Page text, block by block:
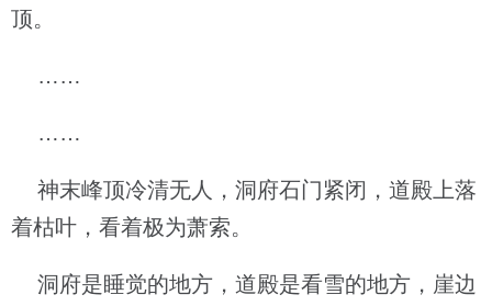
顶。
……
……
神末峰顶冷清无人，洞府石门紧闭，道殿上落
着枯叶，看着极为萧索。
洞府是睡觉的地方，道殿是看雪的地方，崖边